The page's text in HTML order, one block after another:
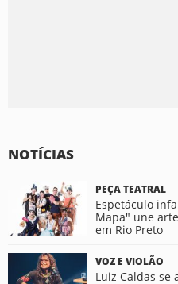
NOTÍCIAS
PEÇA TEATRAL
Espetáculo
Mapa" une
em Rio Preto
VOZ E VIOLÃO
Luiz Caldas se